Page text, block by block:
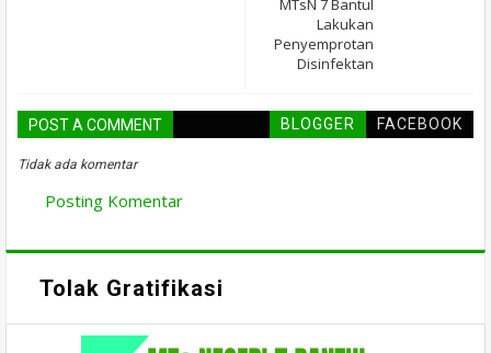
MTsN 7 Bantul
Lakukan
Penyemprotan
Disinfektan
POST A COMMENT BLOGGER FACEBOOK
Tidak ada komentar
Posting Komentar
Tolak Gratifikasi